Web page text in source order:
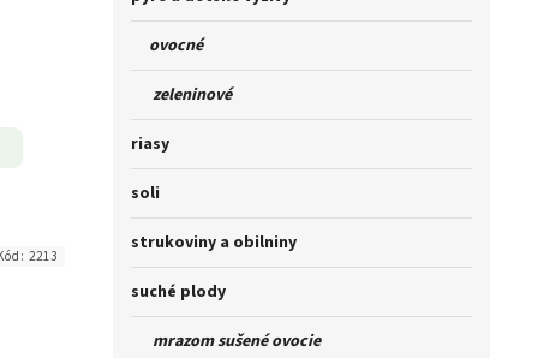
ovocné
zeleninové
riasy
soli
strukoviny a obilniny
suché plody
mrazom sušené ovocie
2213